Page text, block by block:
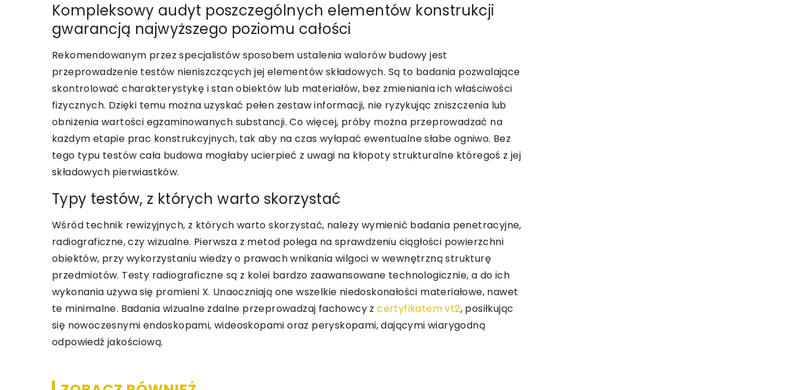
Kompleksowy audyt poszczególnych elementów konstrukcji
gwarancją najwyższego poziomu całości
Rekomendowanym przez specjalistów sposobem ustalenia walorów budowy jest
przeprowadzenie testów nieniszczących jej elementów składowych. Są to badania pozwalające
skontrolować charakterystykę i stan obiektów lub materiałów, bez zmieniania ich właściwości
fizycznych. Dzięki temu można uzyskać pełen zestaw informacji, nie ryzykując zniszczenia lub
obniżenia wartości egzaminowanych substancji. Co więcej, próby można przeprowadzać na
każdym etapie prac konstrukcyjnych, tak aby na czas wyłapać ewentualne słabe ogniwo. Bez
tego typu testów cała budowa mogłaby ucierpieć z uwagi na kłopoty strukturalne któregoś z jej
składowych pierwiastków.
Typy testów, z których warto skorzystać
Wśród technik rewizyjnych, z których warto skorzystać, należy wymienić badania penetracyjne,
radiograficzne, czy wizualne. Pierwsza z metod polega na sprawdzeniu ciągłości powierzchni
obiektów, przy wykorzystaniu wiedzy o prawach wnikania wilgoci w wewnętrzną strukturę
przedmiotów. Testy radiograficzne są z kolei bardzo zaawansowane technologicznie, a do ich
wykonania używa się promieni X. Unaoczniają one wszelkie niedoskonałości materiałowe, nawet
te minimalne. Badania wizualne zdalne przeprowadzaj fachowcy zcertyfikatem vt2, posiłkując
się nowoczesnymi endoskopami, wideoskopami oraz peryskopami, dającymi wiarygodną
odpowiedź jakościową.